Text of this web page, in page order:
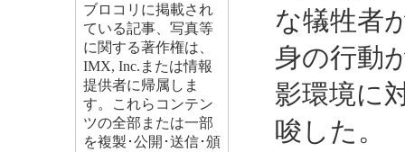
ブロコリに掲載され
ている記事、写真等
に関する著作権は、
IMX, Inc.または情報
提供者に帰属しま
す。これらコンテン
ツの全部または一部
を複製･公開･送信･頒
な犠牲者
身の行動
影環境に
唆した。